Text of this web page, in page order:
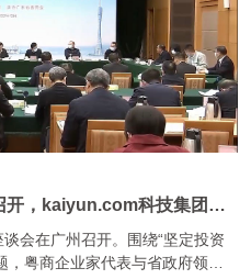
粤商·省长面对面协商座谈会召开，kaiyun.com科技集团董事长刘伟建言开放应用场景推动创新发展
会在广州召开。围绕“坚定投资
，粤商企业家代表与省政府领